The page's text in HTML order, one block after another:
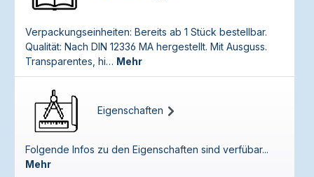
Verpackungseinheiten: Bereits ab 1 Stück bestellbar.
Qualität: Nach DIN 12336 MA hergestellt. Mit Ausguss.
Transparentes, hi… Mehr
Eigenschaften
Folgende Infos zu den Eigenschaften sind verfübar...
Mehr